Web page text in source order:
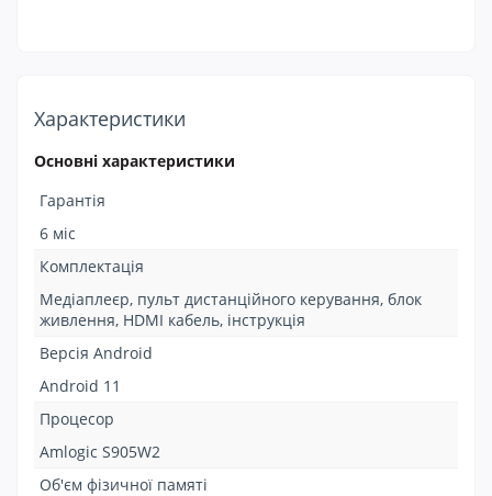
Характеристики
Основні характеристики
Гарантія
6 міс
Комплектація
Медіаплеєр, пульт дистанційного керування, блок
живлення, HDMI кабель, інструкція
Версія Android
Android 11
Процесор
Amlogic S905W2
Об'єм фізичної памяті